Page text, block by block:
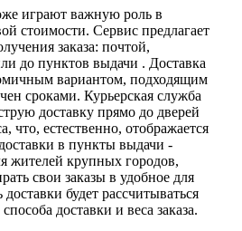
играют важную роль в
стоимости. Сервис предлагает
заказа: почтой,
до пунктов выдачи . Доставка
вариантом, подходящим
сроками. Курьерская служба
доставку прямо до дверей
что, естественно, отображается
в пункты выдачи -
жителей крупных городов,
свои заказы в удобное для
будет рассчитываться
доставки и веса заказа.